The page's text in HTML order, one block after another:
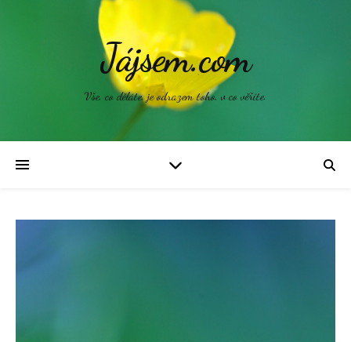
Jájsem.com
Vše, co děláte, je odrazem toho, v co věříte.